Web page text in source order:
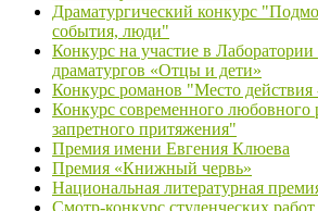
Драматургический конкурс
события, люди"
Конкурс на участие в
драматургов «Отцы и дети»
Конкурс романов "Место
Конкурс современного любовного
запретного притяжения"
Премия имени Евгения Клюева
Премия «Книжный червь»
Национальная литературная